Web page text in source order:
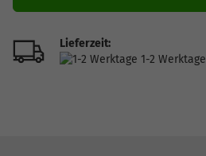
Lieferzeit:
1-2 Werktage